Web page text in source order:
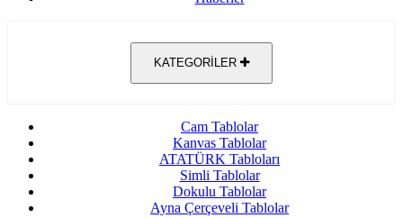
KATEGORİLER
Cam Tablolar
Kanvas Tablolar
ATATÜRK Tabloları
Simli Tablolar
Dokulu Tablolar
Ayna Çerçeveli Tablolar